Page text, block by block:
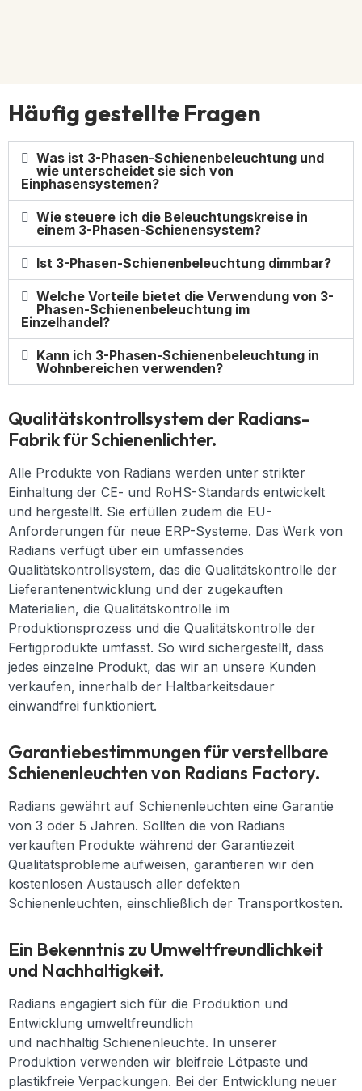
Häufig gestellte Fragen
Was ist 3-Phasen-Schienenbeleuchtung und
wie unterscheidet sie sich von
Einphasensystemen?
Wie steuere ich die Beleuchtungskreise in
einem 3-Phasen-Schienensystem?
Ist 3-Phasen-Schienenbeleuchtung dimmbar?
Welche Vorteile bietet die Verwendung von 3-
Phasen-Schienenbeleuchtung im
Einzelhandel?
Kann ich 3-Phasen-Schienenbeleuchtung in
Wohnbereichen verwenden?
Qualitätskontrollsystem der Radians-
Fabrik für Schienenlichter.
Alle Produkte von Radians werden unter strikter
Einhaltung der CE- und RoHS-Standards entwickelt
und hergestellt. Sie erfüllen zudem die EU-
Anforderungen für neue ERP-Systeme. Das Werk von
Radians verfügt über ein umfassendes
Qualitätskontrollsystem, das die Qualitätskontrolle der
Lieferantenentwicklung und der zugekauften
Materialien, die Qualitätskontrolle im
Produktionsprozess und die Qualitätskontrolle der
Fertigprodukte umfasst. So wird sichergestellt, dass
jedes einzelne Produkt, das wir an unsere Kunden
verkaufen, innerhalb der Haltbarkeitsdauer
einwandfrei funktioniert.
Garantiebestimmungen für verstellbare
Schienenleuchten von Radians Factory.
Radians gewährt auf Schienenleuchten eine Garantie
von 3 oder 5 Jahren. Sollten die von Radians
verkauften Produkte während der Garantiezeit
Qualitätsprobleme aufweisen, garantieren wir den
kostenlosen Austausch aller defekten
Schienenleuchten, einschließlich der Transportkosten.
Ein Bekenntnis zu Umweltfreundlichkeit
und Nachhaltigkeit.
Radians engagiert sich für die Produktion und
Entwicklung umweltfreundlich
und nachhaltig Schienenleuchte. In unserer
Produktion verwenden wir bleifreie Lötpaste und
plastikfreie Verpackungen. Bei der Entwicklung neuer